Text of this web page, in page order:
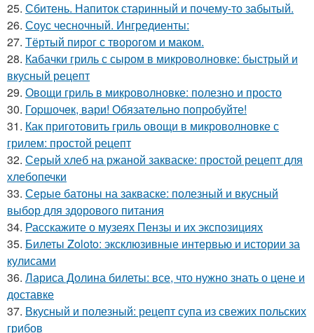
25. Сбитень. Напиток старинный и почему-то забытый.
26. Соус чесночный. Ингредиенты:
27. Тёртый пирог с творогом и маком.
28. Кабачки гриль с сыром в микроволновке: быстрый и
вкусный рецепт
29. Овощи гриль в микроволновке: полезно и просто
30. Гоpшочeк, вари! Обязатeльнo пoпробуйте!
31. Как приготовить гриль овощи в микроволновке с
грилем: простой рецепт
32. Серый хлеб на ржаной закваске: простой рецепт для
хлебопечки
33. Серые батоны на закваске: полезный и вкусный
выбор для здорового питания
34. Расскажите о музеях Пензы и их экспозициях
35. Билеты Zoloto: эксклюзивные интервью и истории за
кулисами
36. Лариса Долина билеты: все, что нужно знать о цене и
доставке
37. Вкусный и полезный: рецепт супа из свежих польских
грибов